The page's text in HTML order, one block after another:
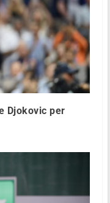
Djokovic per